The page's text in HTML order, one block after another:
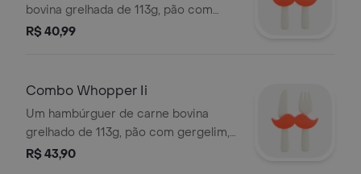
bovina grelhada de 113g, pão com
gergelim, queijo derretido, picles,
R$ 40,99
Combo Whopper Ii
Um hambúrguer de carne bovina
grelhado de 113g, pão com gergelim,
queijo derretido, picles, salada fresca
R$ 43,90